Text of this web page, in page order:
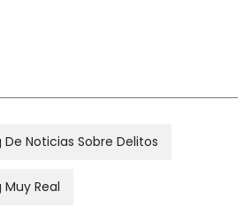
Noticias Sobre Delitos
Real